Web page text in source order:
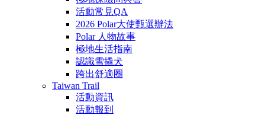
活動常見QA
2026 Polar大使甄選辦法
Polar 人物故事
極地生活指南
認識雪撬犬
跨出舒適圈
Taiwan Trail
活動資訊
活動報到